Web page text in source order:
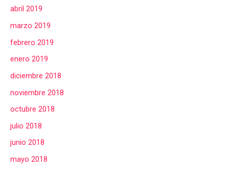
abril 2019
marzo 2019
febrero 2019
enero 2019
diciembre 2018
noviembre 2018
octubre 2018
julio 2018
junio 2018
mayo 2018